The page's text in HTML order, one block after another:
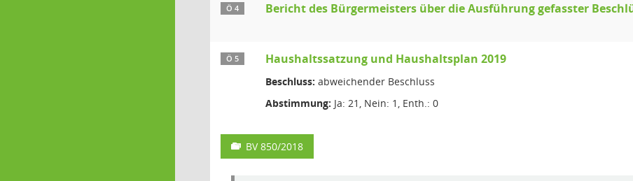
Ö 4 Bericht des Bürgermeisters über die Ausführung gefasster
Ö 5 Haushaltssatzung und Haushaltsplan 2019
Beschluss: abweichender Beschluss
Abstimmung: Ja: 21, Nein: 1, Enth.: 0
BV 850/2018